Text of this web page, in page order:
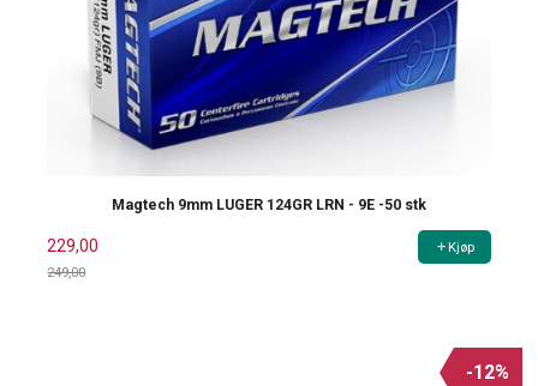
Magtech 9mm LUGER 124GR LRN - 9E -50 stk
229,00
249,00
Kjøp
-12%